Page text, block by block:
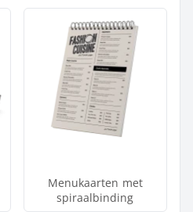
Menukaarten met
spiraalbinding